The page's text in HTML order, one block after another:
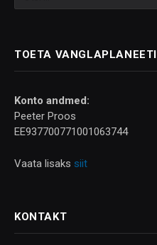
TOETA VANGLAPLANEETI
Konto andmed:
Peeter Proos
EE937700771001063744
Vaata lisaks siit
KONTAKT